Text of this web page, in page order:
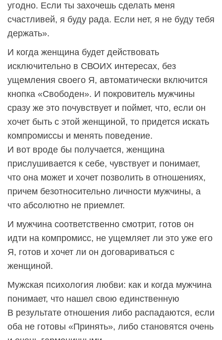
угодно. Если ты захочешь сделать меня
счастливей, я буду рада. Если нет, я не буду тебя
держать».
И когда женщина будет действовать
исключительно в СВОИХ интересах, без
ущемления своего Я, автоматически включится
кнопка «Свободен». И покровитель мужчины
сразу же это почувствует и поймет, что, если он
хочет быть с этой женщиной, то придется искать
компромиссы и менять поведение.
И вот вроде бы получается, женщина
прислушивается к себе, чувствует и понимает,
что она может и хочет позволить в отношениях,
причем безотносительно личности мужчины, а
что абсолютно не приемлет.
И мужчина соответственно смотрит, готов он
идти на компромисс, не ущемляет ли это уже его
Я, готов и хочет ли он договариваться с
женщиной.
Мужская психология любви: как и когда мужчина
понимает, что нашел свою единственную
В результате отношения либо распадаются, если
оба не готовы «Принять», либо становятся очень